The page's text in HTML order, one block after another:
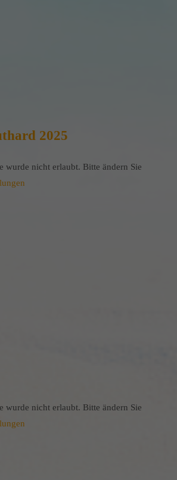
2025
wurde nicht erlaubt. Bitte ändern Sie
wurde nicht erlaubt. Bitte ändern Sie